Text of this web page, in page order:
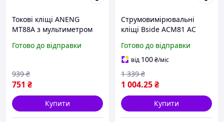
Токові кліщі ANENG
MT88A з мультиметром
та напруги buzyna
Готово до відправки
751 ₴
939 ₴
Купити
Струмовимірювальні
кліщі Bside ACM81 AC
Готово до відправки
від 100₴/міс
1 004.25₴
1 339 ₴
Купити